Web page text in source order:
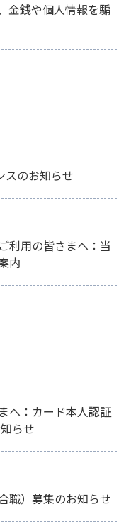
金銭や個人情報を騙
スのお知らせ
利用の皆さまへ：当
内
へ：カード本人認証
らせ
職）募集のお知らせ